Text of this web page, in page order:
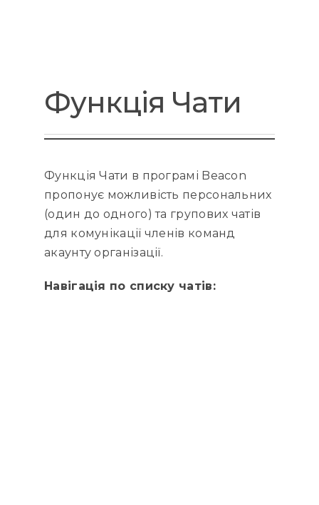
Функція Чати
Функція Чати в програмі Beacon
пропонує можливість персональних
(один до одного) та групових чатів
для комунікації членів команд
акаунту організації.
Навігація по списку чатів: